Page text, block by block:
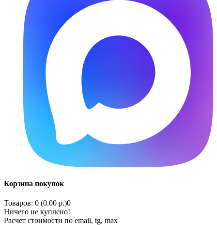
Корзина покупок
Товаров: 0 (0.00 р.)0
Ничего не куплено!
Расчет стоимости по email, tg, max